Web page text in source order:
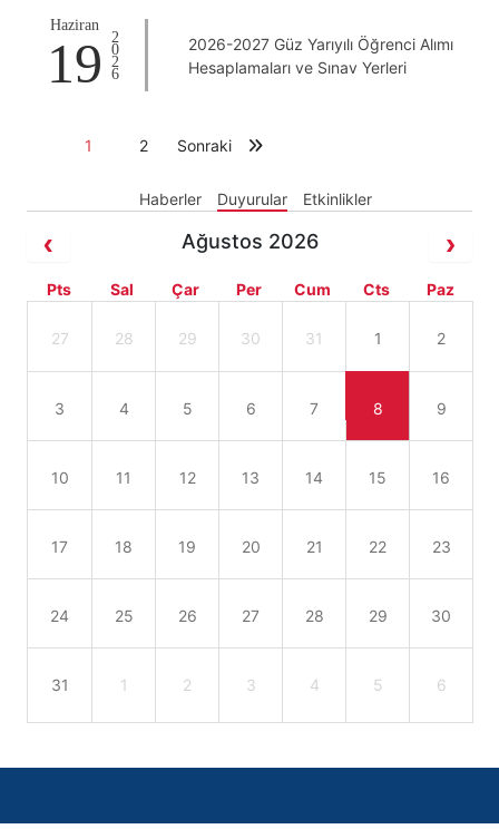
Haziran
19 2026
2026-2027 Güz Yarıyılı Öğrenci Alımı
Hesaplamaları ve Sınav Yerleri
1 2 Sonraki
Haberler Duyurular Etkinlikler
Ağustos 2026
Pts Sal Çar Per Cum Cts Paz
27 28 29 30 31 1 2
3 4 5 6 7 8 9
10 11 12 13 14 15 16
17 18 19 20 21 22 23
24 25 26 27 28 29 30
31 1 2 3 4 5 6